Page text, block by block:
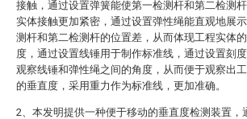
接触，通过设置弹簧能使第一检测杆和第二检测
实体接触更加紧密，通过设置弹性绳能直观地展
测杆和第二检测杆的位置差，从而体现工程实体
度，通过设置线锤用于制作标准线，通过设置刻
观察线锤和弹性绳之间的角度，从而便于观察出
的垂直度，采用重力作为标准线，更加准确。
2、本发明提供一种便于移动的垂直度检测装置，